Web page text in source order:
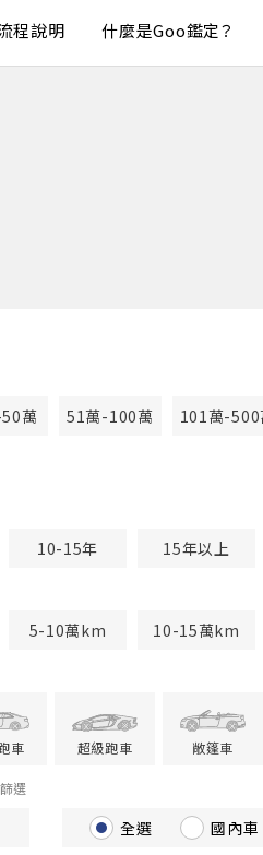
程說明 什麼是Goo鑑定？
萬 51萬-100萬 101萬-500
10-15年
15年以上
5-10萬km
10-15萬km
車 超級跑車 敞篷車
選
全選 國內車